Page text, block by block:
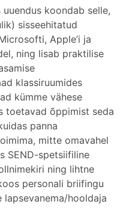
koondab selle,
sisseehitatud
Apple’i ja
ning lisab praktilise
klassiruumides
kümme vähese
toetavad õppimist seda
panna
mitte omavahel
SEND-spetsiifiline
ning lihtne
personali briifingu
lapsevanema/hooldaja